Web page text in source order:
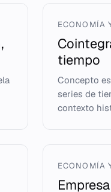
ECONOMÍA
tiempo
Concepto
series de
contexto
ECONOMÍA